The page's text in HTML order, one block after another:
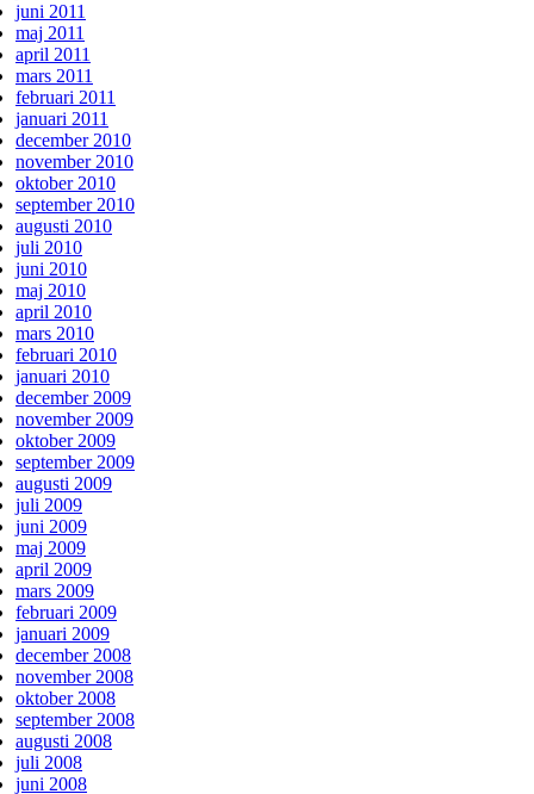
juni 2011
maj 2011
april 2011
mars 2011
februari 2011
januari 2011
december 2010
november 2010
oktober 2010
september 2010
augusti 2010
juli 2010
juni 2010
maj 2010
april 2010
mars 2010
februari 2010
januari 2010
december 2009
november 2009
oktober 2009
september 2009
augusti 2009
juli 2009
juni 2009
maj 2009
april 2009
mars 2009
februari 2009
januari 2009
december 2008
november 2008
oktober 2008
september 2008
augusti 2008
juli 2008
juni 2008